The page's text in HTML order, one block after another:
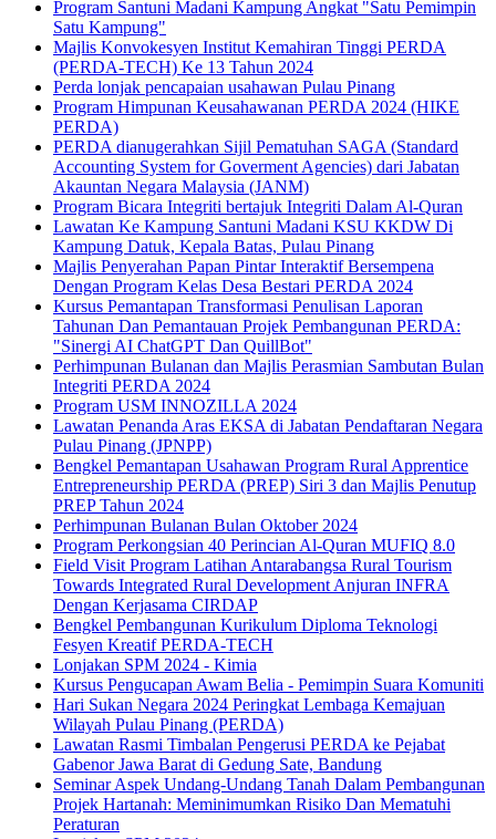
Program Santuni Madani Kampung Angkat "Satu Pemimpin
Satu Kampung"
Majlis Konvokesyen Institut Kemahiran Tinggi PERDA
(PERDA-TECH) Ke 13 Tahun 2024
Perda lonjak pencapaian usahawan Pulau Pinang
Program Himpunan Keusahawanan PERDA 2024 (HIKE
PERDA)
PERDA dianugerahkan Sijil Pematuhan SAGA (Standard
Accounting System for Goverment Agencies) dari Jabatan
Akauntan Negara Malaysia (JANM)
Program Bicara Integriti bertajuk Integriti Dalam Al-Quran
Lawatan Ke Kampung Santuni Madani KSU KKDW Di
Kampung Datuk, Kepala Batas, Pulau Pinang
Majlis Penyerahan Papan Pintar Interaktif Bersempena
Dengan Program Kelas Desa Bestari PERDA 2024
Kursus Pemantapan Transformasi Penulisan Laporan
Tahunan Dan Pemantauan Projek Pembangunan PERDA:
"Sinergi AI ChatGPT Dan QuillBot"
Perhimpunan Bulanan dan Majlis Perasmian Sambutan Bulan
Integriti PERDA 2024
Program USM INNOZILLA 2024
Lawatan Penanda Aras EKSA di Jabatan Pendaftaran Negara
Pulau Pinang (JPNPP)
Bengkel Pemantapan Usahawan Program Rural Apprentice
Entrepreneurship PERDA (PREP) Siri 3 dan Majlis Penutup
PREP Tahun 2024
Perhimpunan Bulanan Bulan Oktober 2024
Program Perkongsian 40 Perincian Al-Quran MUFIQ 8.0
Field Visit Program Latihan Antarabangsa Rural Tourism
Towards Integrated Rural Development Anjuran INFRA
Dengan Kerjasama CIRDAP
Bengkel Pembangunan Kurikulum Diploma Teknologi
Fesyen Kreatif PERDA-TECH
Lonjakan SPM 2024 - Kimia
Kursus Pengucapan Awam Belia - Pemimpin Suara Komuniti
Hari Sukan Negara 2024 Peringkat Lembaga Kemajuan
Wilayah Pulau Pinang (PERDA)
Lawatan Rasmi Timbalan Pengerusi PERDA ke Pejabat
Gabenor Jawa Barat di Gedung Sate, Bandung
Seminar Aspek Undang-Undang Tanah Dalam Pembangunan
Projek Hartanah: Meminimumkan Risiko Dan Mematuhi
Peraturan